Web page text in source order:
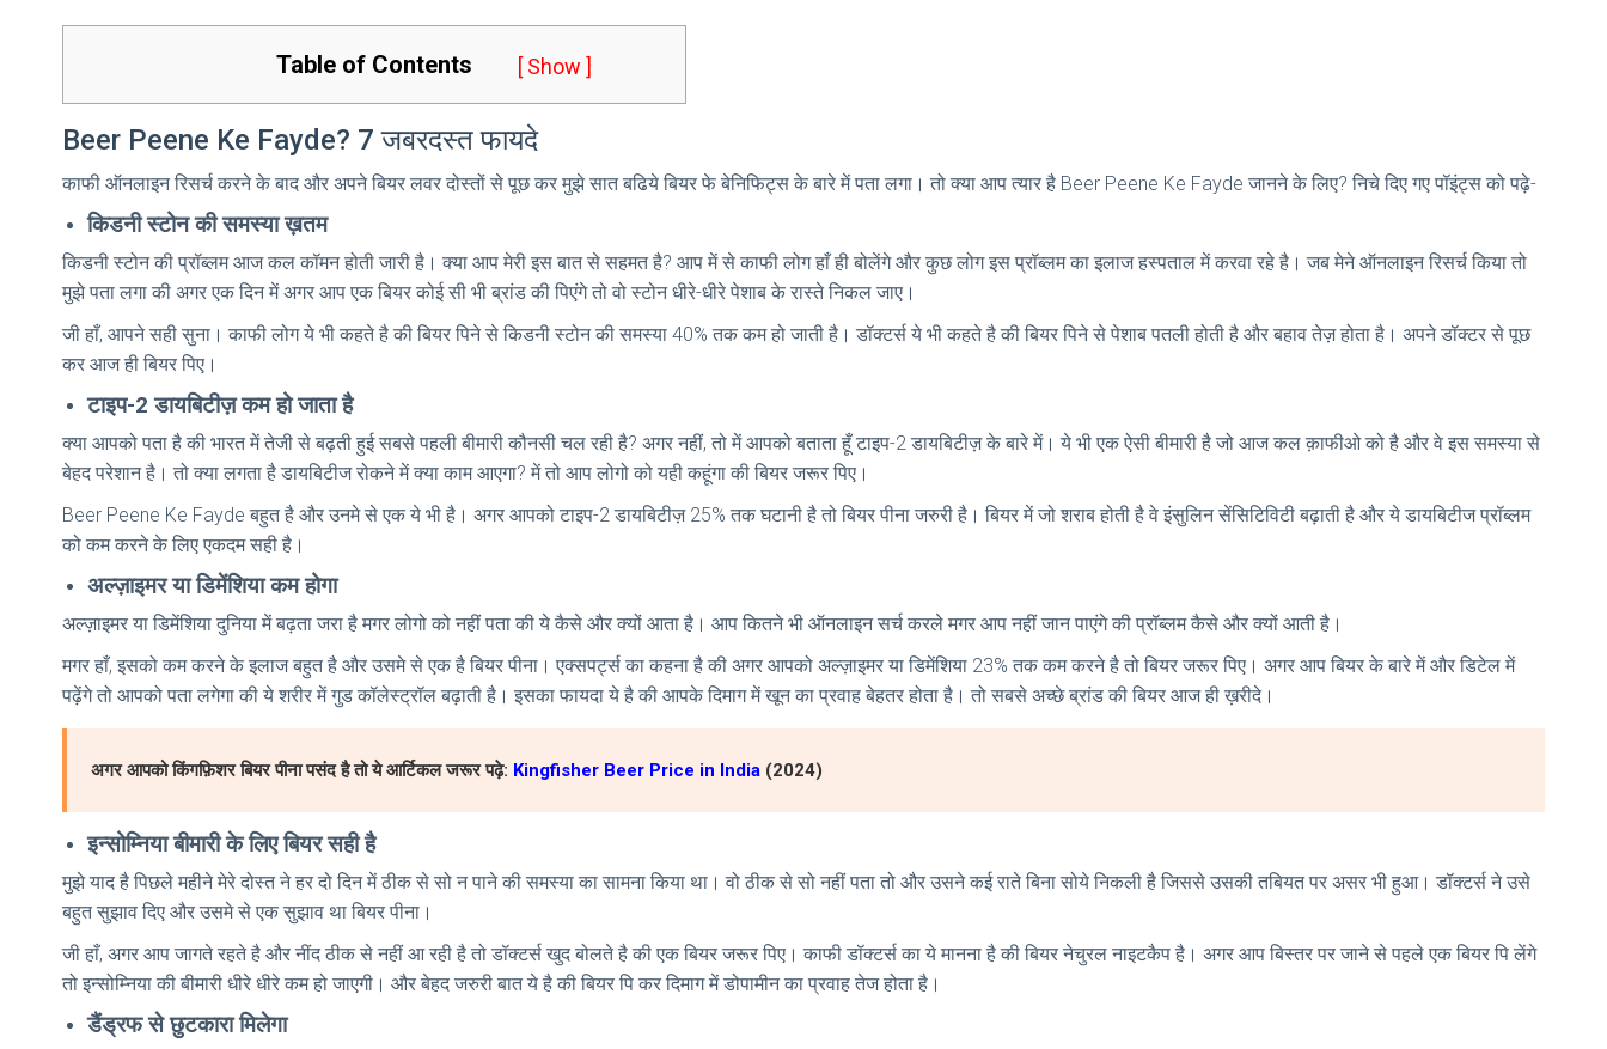
Table of Contents [ Show ]
Beer Peene Ke Fayde? 7 जबरदस्त फायदे
काफी ऑनलाइन रिसर्च करने के बाद और अपने बियर लवर दोस्तों से पूछ कर मुझे सात बढिये बियर फे बेनिफिट्स के बारे में पता लगा। तो क्या आप त्यार है Beer Peene Ke Fayde जानने के लिए? निचे दिए गए पॉइंट्स को पढ़े-
किडनी स्टोन की समस्या ख़तम
किडनी स्टोन की प्रॉब्लम आज कल कॉमन होती जारी है। क्या आप मेरी इस बात से सहमत है? आप में से काफी लोग हाँ ही बोलेंगे और कुछ लोग इस प्रॉब्लम का इलाज हस्पताल में करवा रहे है। जब मेने ऑनलाइन रिसर्च किया तो
मुझे पता लगा की अगर एक दिन में अगर आप एक बियर कोई सी भी ब्रांड की पिएंगे तो वो स्टोन धीरे-धीरे पेशाब के रास्ते निकल जाए।
जी हाँ, आपने सही सुना। काफी लोग ये भी कहते है की बियर पिने से किडनी स्टोन की समस्या 40% तक कम हो जाती है। डॉक्टर्स ये भी कहते है की बियर पिने से पेशाब पतली होती है और बहाव तेज़ होता है। अपने डॉक्टर से पूछ
कर आज ही बियर पिए।
टाइप-2 डायबिटीज़ कम हो जाता है
क्या आपको पता है की भारत में तेजी से बढ़ती हुई सबसे पहली बीमारी कौनसी चल रही है? अगर नहीं, तो में आपको बताता हूँ टाइप-2 डायबिटीज़ के बारे में। ये भी एक ऐसी बीमारी है जो आज कल क़ाफीओ को है और वे इस समस्या से
बेहद परेशान है। तो क्या लगता है डायबिटीज रोकने में क्या काम आएगा? में तो आप लोगो को यही कहूंगा की बियर जरूर पिए।
Beer Peene Ke Fayde बहुत है और उनमे से एक ये भी है। अगर आपको टाइप-2 डायबिटीज़ 25% तक घटानी है तो बियर पीना जरुरी है। बियर में जो शराब होती है वे इंसुलिन सेंसिटिविटी बढ़ाती है और ये डायबिटीज प्रॉब्लम
को कम करने के लिए एकदम सही है।
अल्ज़ाइमर या डिमेंशिया कम होगा
अल्ज़ाइमर या डिमेंशिया दुनिया में बढ़ता जरा है मगर लोगो को नहीं पता की ये कैसे और क्यों आता है। आप कितने भी ऑनलाइन सर्च करले मगर आप नहीं जान पाएंगे की प्रॉब्लम कैसे और क्यों आती है।
मगर हाँ, इसको कम करने के इलाज बहुत है और उसमे से एक है बियर पीना। एक्सपर्ट्स का कहना है की अगर आपको अल्ज़ाइमर या डिमेंशिया 23% तक कम करने है तो बियर जरूर पिए। अगर आप बियर के बारे में और डिटेल में
पढ़ेंगे तो आपको पता लगेगा की ये शरीर में गुड कॉलेस्ट्रॉल बढ़ाती है। इसका फायदा ये है की आपके दिमाग में खून का प्रवाह बेहतर होता है। तो सबसे अच्छे ब्रांड की बियर आज ही ख़रीदे।
अगर आपको किंगफ़िशर बियर पीना पसंद है तो ये आर्टिकल जरूर पढ़े: Kingfisher Beer Price in India (2024)
इन्सोम्निया बीमारी के लिए बियर सही है
मुझे याद है पिछले महीने मेरे दोस्त ने हर दो दिन में ठीक से सो न पाने की समस्या का सामना किया था। वो ठीक से सो नहीं पता तो और उसने कई राते बिना सोये निकली है जिससे उसकी तबियत पर असर भी हुआ। डॉक्टर्स ने उसे
बहुत सुझाव दिए और उसमे से एक सुझाव था बियर पीना।
जी हाँ, अगर आप जागते रहते है और नींद ठीक से नहीं आ रही है तो डॉक्टर्स खुद बोलते है की एक बियर जरूर पिए। काफी डॉक्टर्स का ये मानना है की बियर नेचुरल नाइटकैप है। अगर आप बिस्तर पर जाने से पहले एक बियर पि लेंगे
तो इन्सोम्निया की बीमारी धीरे धीरे कम हो जाएगी। और बेहद जरुरी बात ये है की बियर पि कर दिमाग में डोपामीन का प्रवाह तेज होता है।
डैंड्रफ से छुटकारा मिलेगा